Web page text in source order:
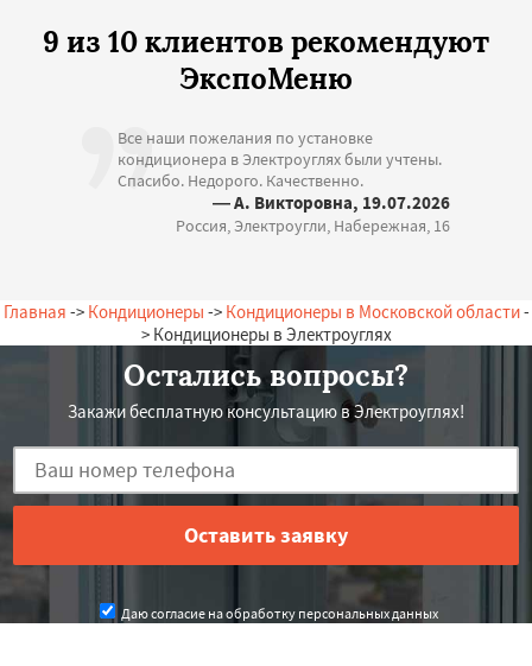
9 из 10 клиентов рекомендуют
ЭкспоМеню
Все наши пожелания по установке
кондиционера в Электроуглях были учтены.
Спасибо. Недорого. Качественно.
— А. Викторовна, 19.07.2026
Россия, Электроугли, Набережная, 16
Главная -> Кондиционеры -> Кондиционеры в Московской области-
> Кондиционеры в Электроуглях
Остались вопросы?
Закажи бесплатную консультацию в Электроуглях!
Даю согласие на обработку персональных данных